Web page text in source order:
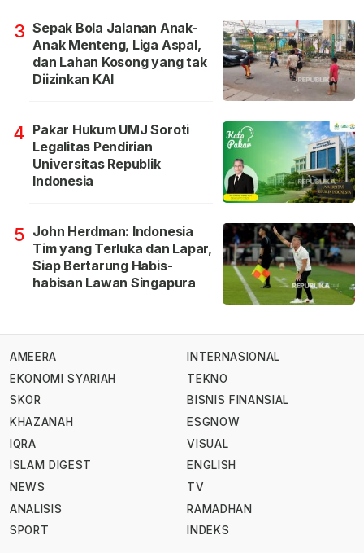
3 Sepak Bola Jalanan Anak-
Anak Menteng, Liga Aspal,
dan Lahan Kosong yang tak
Diizinkan KAI
4 Pakar Hukum UMJ Soroti
Legalitas Pendirian
Universitas Republik
Indonesia
5 John Herdman: Indonesia
Tim yang Terluka dan Lapar,
Siap Bertarung Habis-
habisan Lawan Singapura
AMEERA
EKONOMI SYARIAH
SKOR
KHAZANAH
IQRA
ISLAM DIGEST
NEWS
ANALISIS
SPORT
INTERNASIONAL
TEKNO
BISNIS FINANSIAL
ESGNOW
VISUAL
ENGLISH
TV
RAMADHAN
INDEKS